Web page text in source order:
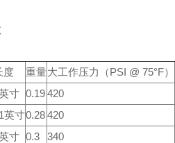
度 重量大工作压力（PSI @ 75°F）
寸 0.19420
英寸0.28420
寸 0.3 340